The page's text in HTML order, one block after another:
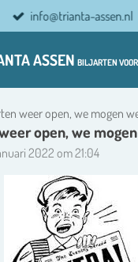
ASSEN BILJARTEN VOOR JONGEREN
info@trianta-assen.nl
weer open, we mogen
open, we
2022 om 21:04